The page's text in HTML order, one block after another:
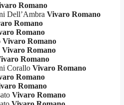
Romano
Dell’Ambra Vivaro Romano
Romano
Romano
Vivaro Romano
Vivaro Romano
Romano
Corallo Vivaro Romano
Romano
Romano
Vivaro Romano